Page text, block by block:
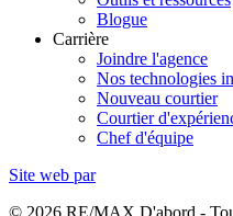
Blogue
Carrière
Joindre l'agence
Nos technologies
Nouveau courtier
Courtier
Chef d'équipe
Site web par
© 2026 RE/MAX D'abord -